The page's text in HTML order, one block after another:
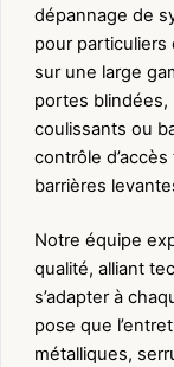
dépannage de
pour
sur une large
portes blindées,
coulissants ou
contrôle
barrières
Notre équipe
qualité, alliant
s’adapter à
pose que
métalliques,